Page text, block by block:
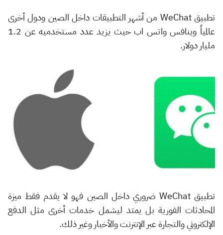
تطبيق WeChat من أشهر التطبيقات داخل الصين ودول أخرى
عالمياً وينافس واتس اب حيث يزيد عدد مستخدميه عن 1.2
مليار دولار.
تطبيق WeChat ضروري داخل الصين فهو لا يقدم فقط ميزة
المحادثات الفورية بل يمتد ليشمل خدمات أخرى مثل الدفع
الإلكتروني والتجارة عبر الإنترنت والأخبار وغير ذلك.